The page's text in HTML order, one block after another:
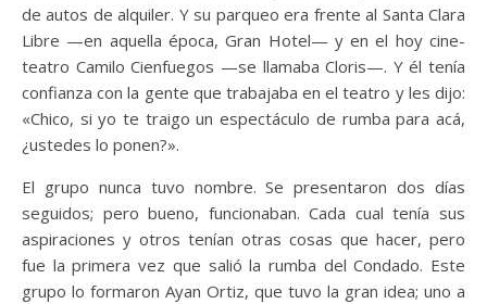
de autos de alquiler. Y su parqueo era frente al Santa Clara
Libre —en aquella época, Gran Hotel— y en el hoy cine-
teatro Camilo Cienfuegos —se llamaba Cloris—. Y él tenía
confianza con la gente que trabajaba en el teatro y les dijo:
«Chico, si yo te traigo un espectáculo de rumba para acá,
¿ustedes lo ponen?».
El grupo nunca tuvo nombre. Se presentaron dos días
seguidos; pero bueno, funcionaban. Cada cual tenía sus
aspiraciones y otros tenían otras cosas que hacer, pero
fue la primera vez que salió la rumba del Condado. Este
grupo lo formaron Ayan Ortiz, que tuvo la gran idea; uno a